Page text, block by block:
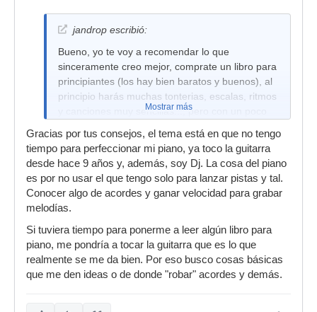
jandrop escribió:
Bueno, yo te voy a recomendar lo que
sinceramente creo mejor, comprate un libro para
principiantes (los hay bien baratos y buenos), al
principio harás muchas tonterias, escalas, ritmos
y canciones muy sencillas..., pero con un poco
poder continuar.
Mostrar más
Gracias por tus consejos, el tema está en que no tengo
tiempo para perfeccionar mi piano, ya toco la guitarra
desde hace 9 años y, además, soy Dj. La cosa del piano
es por no usar el que tengo solo para lanzar pistas y tal.
Conocer algo de acordes y ganar velocidad para grabar
melodías.
Si tuviera tiempo para ponerme a leer algún libro para
piano, me pondría a tocar la guitarra que es lo que
realmente se me da bien. Por eso busco cosas básicas
que me den ideas o de donde "robar" acordes y demás.